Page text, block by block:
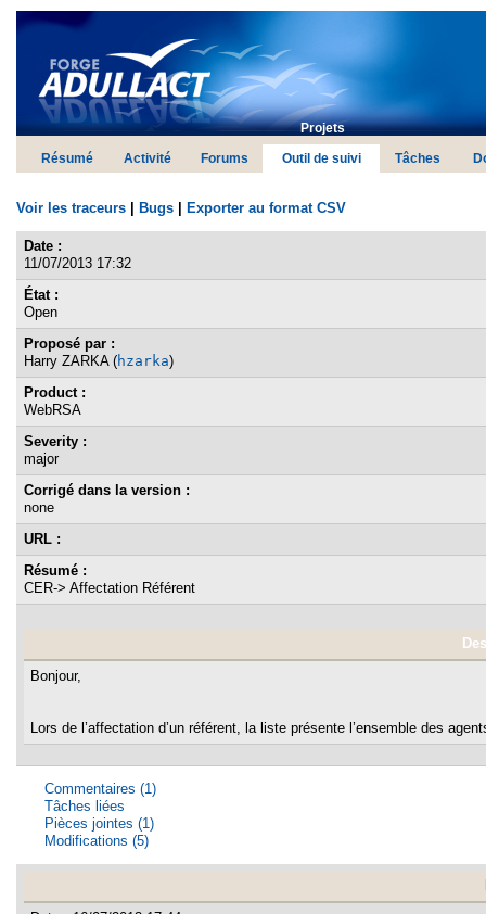
Projets
Résumé Activité Forums Outil de suivi Tâches
Voir les traceurs | Bugs | Exporter au format CSV
Date :
11/07/2013 17:32
État :
Open
Proposé par :
Harry ZARKA (hzarka)
Product :
WebRSA
Severity :
major
Corrigé dans la version :
none
URL :
Résumé :
CER-> Affectation Référent
Bonjour,
Lors de l’affectation d’un référent, la liste présente l’ensemble des
Commentaires (1)
Tâches liées
Pièces jointes (1)
Modifications (5)